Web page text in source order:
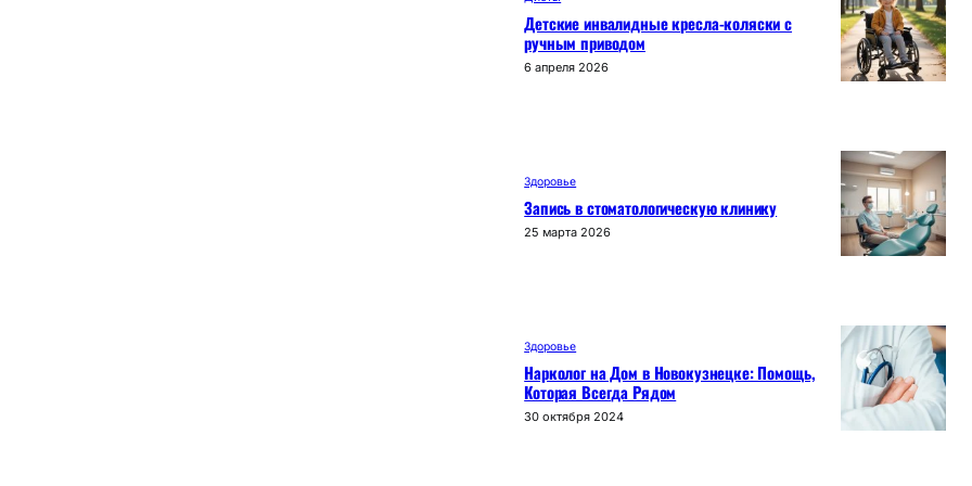
Детские инвалидные кресла-коляски с
ручным приводом
6 апреля 2026
Здоровье
Запись в стоматологическую клинику
25 марта 2026
Здоровье
Нарколог на Дом в Новокузнецке: Помощь,
Которая Всегда Рядом
30 октября 2024